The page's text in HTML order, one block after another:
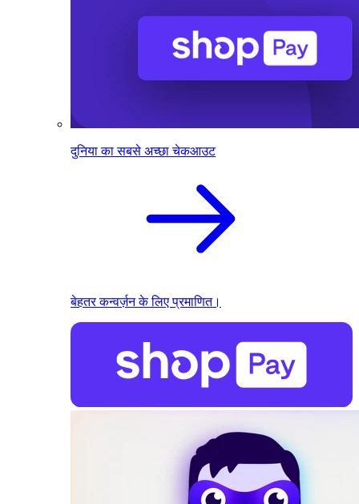
दुनिया का सबसे अच्छा चेकआउट
बेहतर कन्वर्ज़न के लिए प्रमाणित।